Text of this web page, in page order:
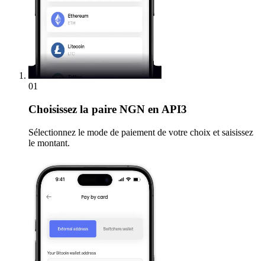
01
Choisissez la paire NGN en API3
Sélectionnez le mode de paiement de votre choix et saisissez
le montant.